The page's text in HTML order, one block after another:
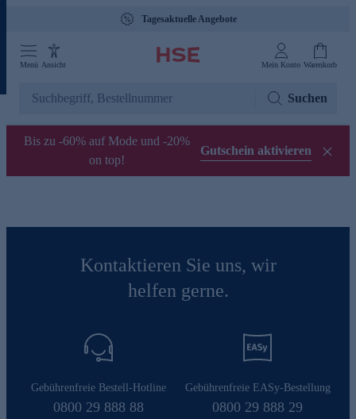
Tagesaktuelle Angebote
Menü Ansicht Mein Konto Warenkorb
Suchen
Bis zu -60% auf Mode und -20%
on top!
Gutschein aktivieren
Kontaktieren Sie uns, wir
helfen gerne.
Gebührenfreie Bestell-Hotline
0800 29 888 88
Gebührenfreie EASy-Bestellung
0800 29 888 29